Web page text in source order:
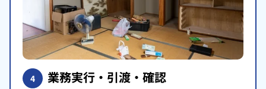
4 業務実行・引渡・確認